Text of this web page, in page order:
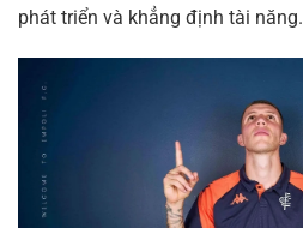
phát triển và khẳng định tài năng.